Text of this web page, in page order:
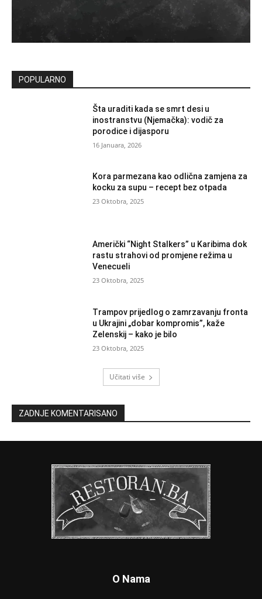
POPULARNO
Šta uraditi kada se smrt desi u
inostranstvu (Njemačka): vodič za
porodice i dijasporu
16 Januara, 2026
Kora parmezana kao odlična zamjena za
kocku za supu – recept bez otpada
23 Oktobra, 2025
Američki “Night Stalkers” u Karibima dok
rastu strahovi od promjene režima u
Venecueli
23 Oktobra, 2025
Trampov prijedlog o zamrzavanju fronta
u Ukrajini „dobar kompromis”, kaže
Zelenskij – kako je bilo
23 Oktobra, 2025
Učitati više
ZADNJE KOMENTARISANO
O Nama